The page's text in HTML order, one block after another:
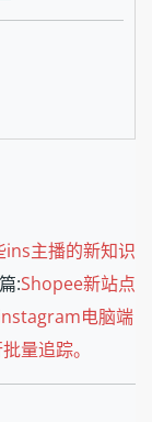
主播的新知识
:Shopee新站点
电脑端
量追踪。